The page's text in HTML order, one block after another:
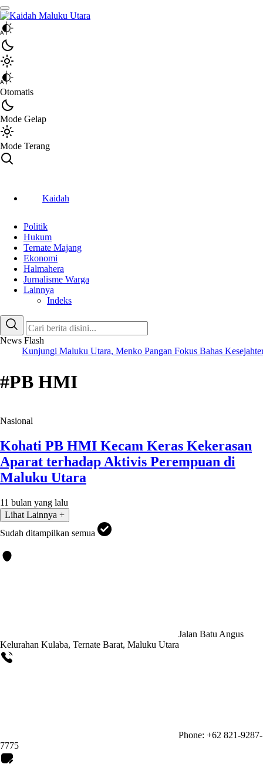
Kaidah Maluku Utara
Kaidah Maluku Utara
Otomatis
Mode Gelap
Mode Terang
Kaidah
Politik
Hukum
Ternate Majang
Ekonomi
Halmahera
Jurnalisme Warga
Lainnya
Indeks
News Flash
Kunjungi Maluku Utara, Menko Pangan Fokus Bahas
#PB HMI
Nasional
Kohati PB HMI Kecam Keras Kekerasan
Aparat terhadap Aktivis Perempuan di
Maluku Utara
11 bulan yang lalu
Lihat Lainnya +
Sudah ditampilkan semua
Jalan Batu Angus
Kelurahan Kulaba, Ternate Barat, Maluku Utara
Phone: +62 821-9287-
7775